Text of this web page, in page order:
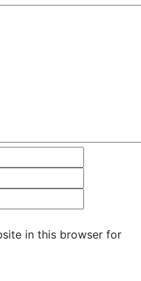
in this browser for